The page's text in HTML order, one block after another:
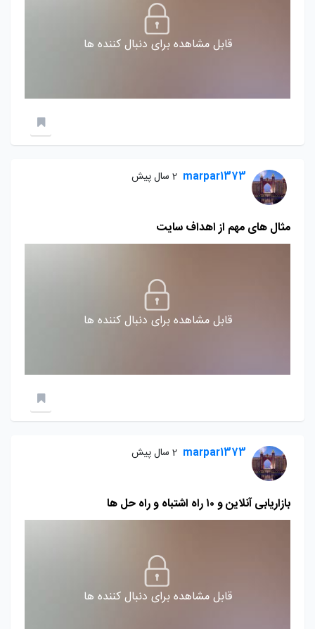
قابل مشاهده برای دنبال کننده ها
marpar1373 2 سال پیش
مثال های مهم از اهداف سایت
قابل مشاهده برای دنبال کننده ها
marpar1373 2 سال پیش
بازاریابی آنلاین و ۱۰ راه اشتباه و راه حل ها
قابل مشاهده برای دنبال کننده ها